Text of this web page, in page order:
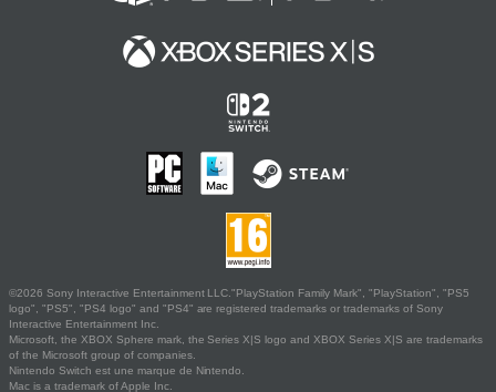
©2026 Sony Interactive Entertainment LLC."PlayStation Family Mark", "PlayStation", "PS5
logo", "PS5", "PS4 logo" and "PS4" are registered trademarks or trademarks of Sony
Interactive Entertainment Inc.
Microsoft, the XBOX Sphere mark, the Series X|S logo and XBOX Series X|S are trademarks
of the Microsoft group of companies.
Nintendo Switch est une marque de Nintendo.
Mac is a trademark of Apple Inc.